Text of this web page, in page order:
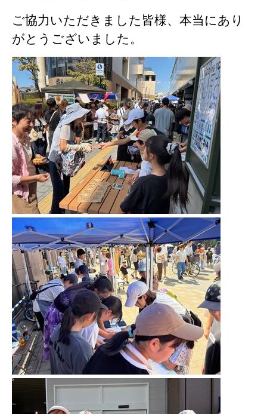
ご協力いただきました皆様、本当にあり
がとうございました。